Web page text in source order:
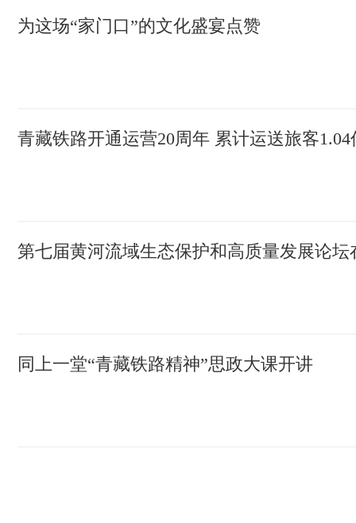
为这场“家门口”的文化盛宴点赞
青藏铁路开通运营20周年 累计运送旅客1.04
第七届黄河流域生态保护和高质量发展论坛
同上一堂“青藏铁路精神”思政大课开讲